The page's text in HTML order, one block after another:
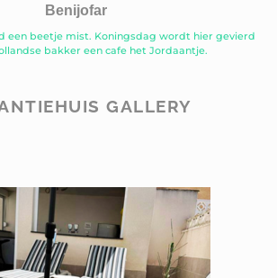
Benijofar
een beetje mist. Koningsdag wordt hier gevierd
bakker een cafe het Jordaantje.
GALLERY